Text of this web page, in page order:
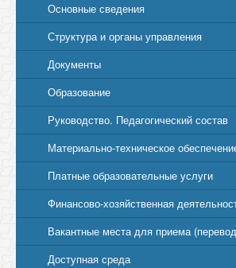
Основные сведения
Структура и органы управления
Документы
Образование
Руководство. Педагогический состав
Материально-техническое
Платные образовательные услуги
Финансово-хозяйственная
Вакантные места для приема
Доступная среда